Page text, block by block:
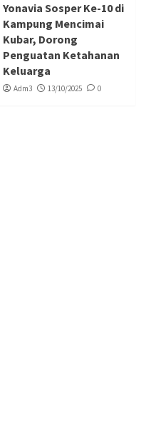
Yonavia Sosper Ke-10 di
Kampung Mencimai
Kubar, Dorong
Penguatan Ketahanan
Keluarga
Adm3 13/10/2025 0